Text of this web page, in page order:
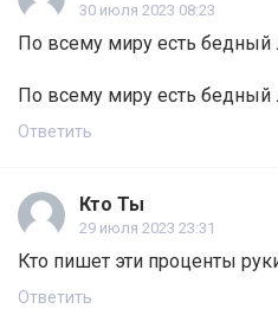
30 июля 2023 08:23
По всему миру есть
По всему миру есть
Ответить
Кто Ты
29 июля 2023 23:31
Кто пишет эти проценты
Ответить